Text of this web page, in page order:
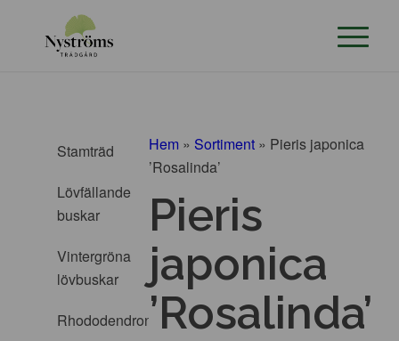
Stamträd
Lövfällande
buskar
Vintergröna
lövbuskar
Rhododendron
Hem » Sortiment » Pieris japonica
’Rosalinda’
Pieris
japonica
’Rosalinda’